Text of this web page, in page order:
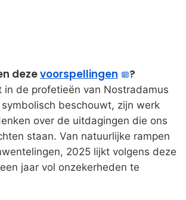
dezevoorspellingen ?
in de profetieën van Nostradamus
beschouwt, zijn werk
over de uitdagingen die ons
staan. Van natuurlijke rampen
2025 lijkt volgens deze
jaar vol onzekerheden te